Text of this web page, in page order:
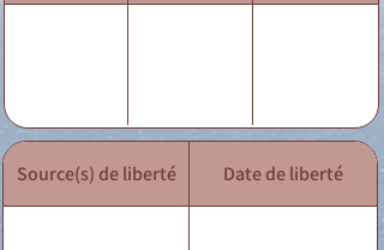
Source(s) de liberté Date de liberté